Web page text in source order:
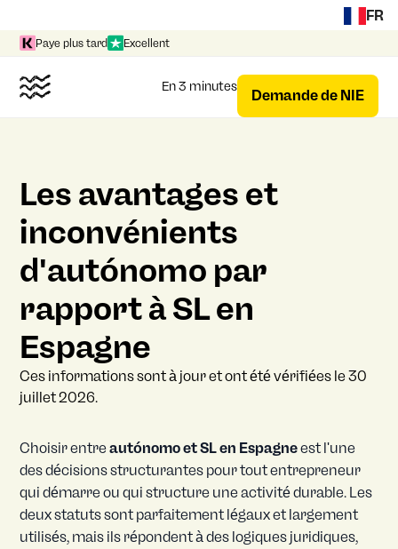
FR
Paye plus tard Excellent
En 3 minutes Demande de NIE
Les avantages et
inconvénients
d'autónomo par
rapport à SL en
Espagne
Ces informations sont à jour et ont été vérifiées le 30
juillet 2026.
Choisir entreautónomo et SL en Espagneest l'une
des décisions structurantes pour tout entrepreneur
qui démarre ou qui structure une activité durable. Les
deux statuts sont parfaitement légaux et largement
utilisés, mais ils répondent à des logiques juridiques,